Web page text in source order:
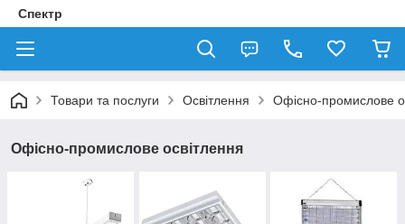
Спектр
Товари та послуги Освітлення Офісно-промислове
Офісно-промислове освітлення